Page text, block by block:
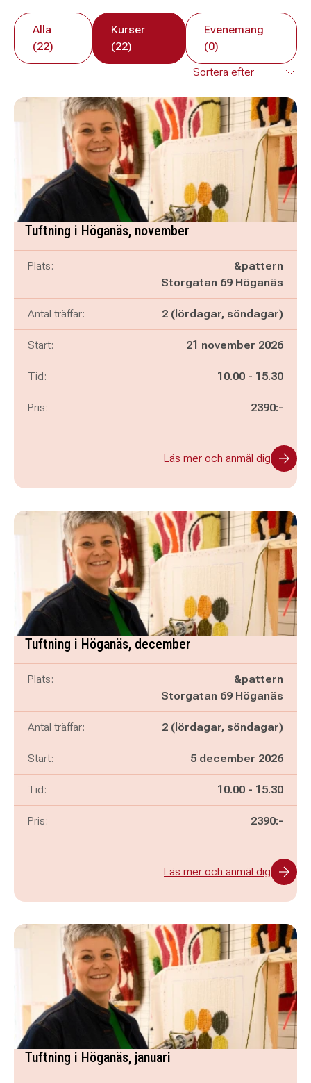
Alla
(22)
Kurser
(22)
Evenemang
(0)
Tuftning i Höganäs, november
Plats:
&pattern
Storgatan 69 Höganäs
Antal träffar: 2 (lördagar, söndagar)
Start: 21 november 2026
Tid: Pågår mellan
10.00 - och
15.30
Pris: 2390:-
Läs mer och anmäl dig
Tuftning i Höganäs, december
Plats:
&pattern
Storgatan 69 Höganäs
Antal träffar: 2 (lördagar, söndagar)
Start: 5 december 2026
Tid: Pågår mellan
10.00 - och
15.30
Pris: 2390:-
Läs mer och anmäl dig
Tuftning i Höganäs, januari